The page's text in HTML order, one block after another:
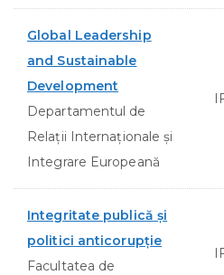
Global Leadership
and Sustainable
Development
Departamentul de
Relații Internaționale și
Integrare Europeană
Integritate publică şi
politici anticorupţie
Facultatea de